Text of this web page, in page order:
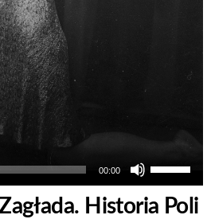
00:00
Używaj
strzałek
do
Historia Poli